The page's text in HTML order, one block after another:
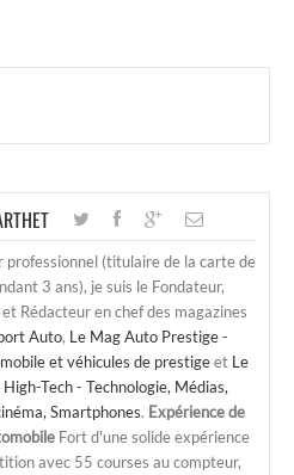
professionnel (titulaire de la carte de
3 ans), je suis le Fondateur,
Rédacteur en chef des magazines
Auto, Le Mag Auto Prestige -
et véhicules de prestigeet Le
Tech - Technologie, Médias,
Smartphones. Expérience de
Fort d'une solide expérience
avec 55 courses au compteur,